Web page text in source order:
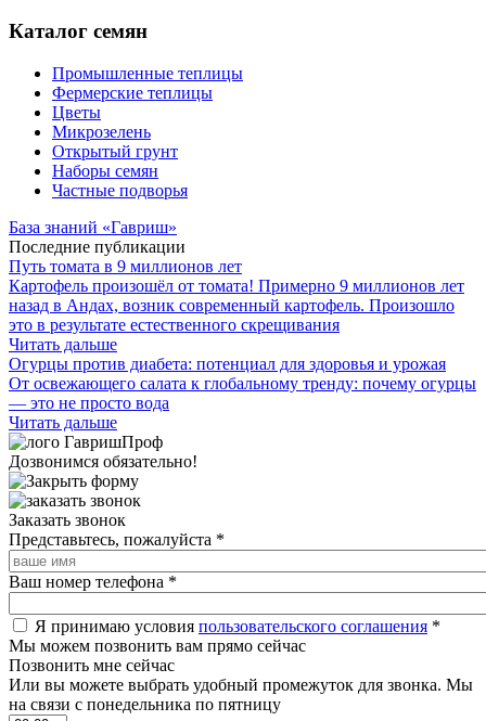
Каталог семян
Промышленные теплицы
Фермерские теплицы
Цветы
Микрозелень
Открытый грунт
Наборы семян
Частные подворья
База знаний «Гавриш»
Последние публикации
Путь томата в 9 миллионов лет
Картофель произошёл от томата! Примерно 9 миллионов лет
назад в Андах, возник современный картофель. Произошло
это в результате естественного скрещивания
Читать дальше
Огурцы против диабета: потенциал для здоровья и урожая
От освежающего салата к глобальному тренду: почему огурцы
— это не просто вода
Читать дальше
Дозвонимся обязательно!
Заказать звонок
Представьтесь, пожалуйста *
Ваш номер телефона *
Я принимаю условия пользовательского соглашения *
Мы можем позвонить вам прямо сейчас
Позвонить мне сейчас
Или вы можете выбрать удобный промежуток для звонка. Мы
на связи с понедельника по пятницу